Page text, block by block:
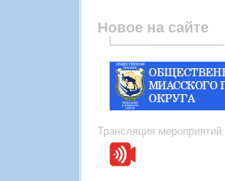
Новое на сайте
Трансляция мероприятий: